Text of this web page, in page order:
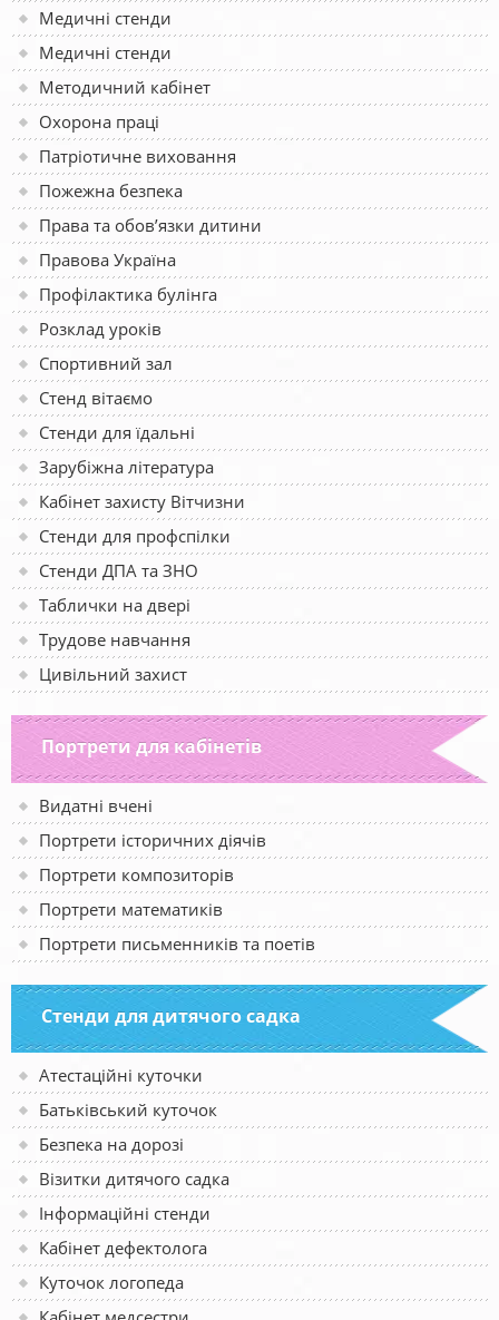
Медичні стенди
Медичні стенди
Методичний кабінет
Охорона праці
Патріотичне виховання
Пожежна безпека
Права та обов’язки дитини
Правова Україна
Профілактика булінга
Розклад уроків
Спортивний зал
Стенд вітаємо
Стенди для їдальні
Зарубіжна література
Кабінет захисту Вітчизни
Стенди для профспілки
Стенди ДПА та ЗНО
Таблички на двері
Трудове навчання
Цивільний захист
Портрети для кабінетів
Видатні вчені
Портрети історичних діячів
Портрети композиторів
Портрети математиків
Портрети письменників та поетів
Стенди для дитячого садка
Атестаційні куточки
Батьківський куточок
Безпека на дорозі
Візитки дитячого садка
Інформаційні стенди
Кабінет дефектолога
Куточок логопеда